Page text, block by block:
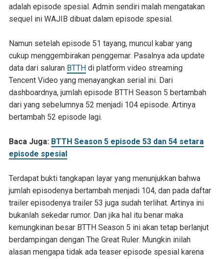
adalah episode spesial. Admin sendiri malah mengatakan
sequel ini WAJIB dibuat dalam episode spesial.
Namun setelah episode 51 tayang, muncul kabar yang
cukup menggembirakan penggemar. Pasalnya ada update
data dari saluran BTTHdi platform video streaming
Tencent Video yang menayangkan serial ini. Dari
dashboardnya, jumlah episode BTTH Season 5 bertambah
dari yang sebelumnya 52 menjadi 104 episode. Artinya
bertambah 52 episode lagi.
Baca Juga: BTTH Season 5 episode 53 dan 54 setara
episode spesial
Terdapat bukti tangkapan layar yang menunjukkan bahwa
jumlah episodenya bertambah menjadi 104, dan pada daftar
trailer episodenya trailer 53 juga sudah terlihat. Artinya ini
bukanlah sekedar rumor. Dan jika hal itu benar maka
kemungkinan besar BTTH Season 5 ini akan tetap berlanjut
berdampingan dengan The Great Ruler. Mungkin inilah
alasan mengapa tidak ada teaser episode spesial karena